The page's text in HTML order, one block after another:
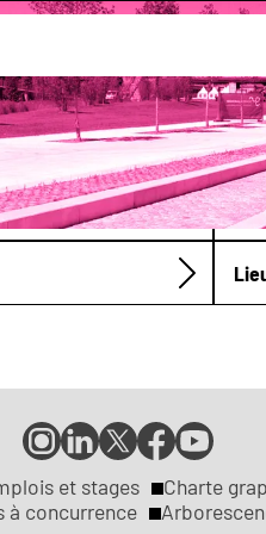
Compte
Instagram
de
la
Compte
LinkedIn
de
la
Compte
X
de
la
Page
Facebook
de
la
Page
YouTube
de
la
et stages Charte
à concurrence